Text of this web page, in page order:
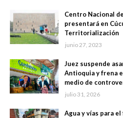
Centro Nacional
presentará en
Territorialización
junio 27, 2023
Juez suspende
Antioquia y frena
medio de
julio 31, 2026
Agua y vías para